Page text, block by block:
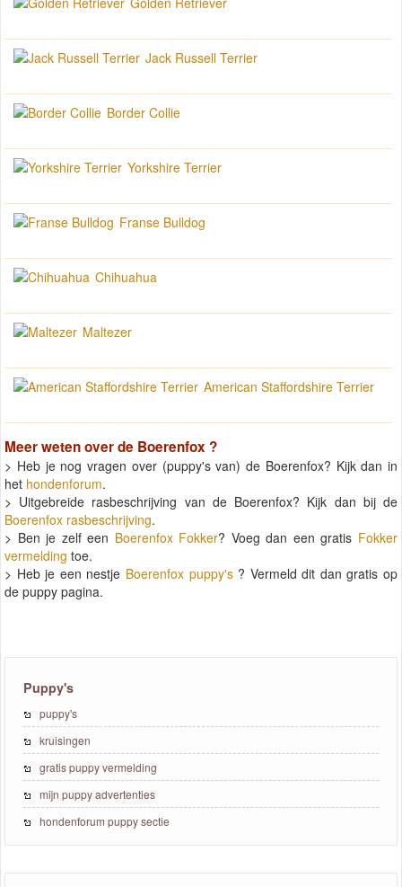
Jack Russell Terrier
Border Collie
Yorkshire Terrier
Franse Bulldog
Chihuahua
Maltezer
American Staffordshire Terrier
Meer weten over de Boerenfox ?
> Heb je nog vragen over (puppy's van) de Boerenfox? Kijk dan in
het hondenforum.
> Uitgebreide rasbeschrijving van de Boerenfox? Kijk dan bij de
Boerenfox rasbeschrijving.
> Ben je zelf een Boerenfox Fokker? Voeg dan een gratis Fokker
vermelding toe.
> Heb je een nestje Boerenfox puppy's? Vermeld dit dan gratis op
de puppy pagina.
Puppy's
puppy's
kruisingen
gratis puppy vermelding
mijn puppy advertenties
hondenforum puppy sectie